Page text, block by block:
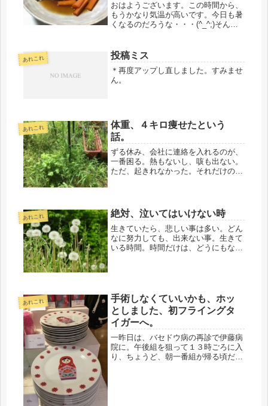
おはようございます。この時間から、
もうかなり気温が高いです。今日も暑
くなるのだろうな・・・(^_^;)そんな
さんと打ち合せした、源泉の件、我が
家のような、極小企業は、半年ごと...
あれこれ 投稿ミス
＊再度アップし直しました。すみませ
ん。
あれこれ
体重、４キロ痩せたという
話。
ずる休み、会社に連絡を入れるのが、
一番困る。熱もないし、咳も出ない。
ただ、起きれなかった。それだけの理
て、ボトルにお茶だけ詰めて行って
る。多分...
あれこれ 絶対、泣いてはいけない時
生きていたら、悲しい事は多い。どん
なに努力しても、出来ない事。生きて
いる時間。時間だけは、どうにもなら
り、...
あれこれ
手術しなくていいかも、ホッ
としました、初フライングタ
イガーへ。
一昨日は、バセドウ病の再診で伊藤病
院に。午後組を狙って１３時ごろに入
り、ちょうど、朝一番組が帰る頃だけ